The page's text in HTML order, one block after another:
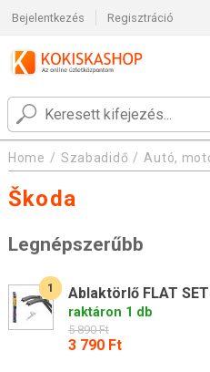
Bejelentkezés Regisztráció
Home Szabadidő Autó,
Škoda
Legnépszerűbb
1 Ablaktörlő FLAT SET
raktáron 1 db
5 890 Ft
3 790 Ft